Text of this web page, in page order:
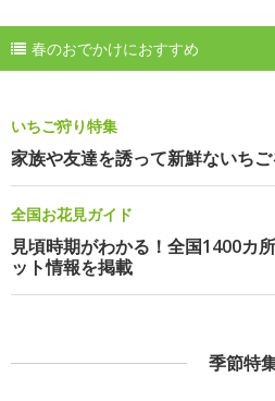
春のおでかけにおすすめ
いちご狩り特集
家族や友達を誘って新鮮ないち
全国お花見ガイド
見頃時期がわかる！全国1400カ
ット情報を掲載
季節特